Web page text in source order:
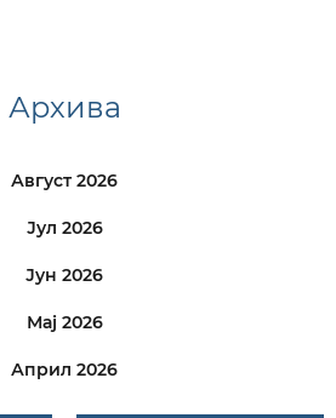
Архива
Август 2026
Јул 2026
Јун 2026
Мај 2026
Април 2026